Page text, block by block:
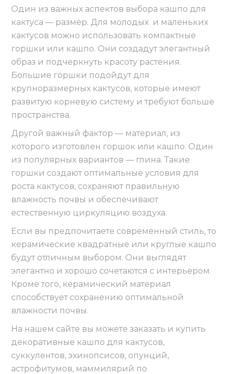
Один из важных аспектов выбора кашпо для
кактуса — размер. Для молодых и маленьких
кактусов можно использовать компактные
горшки или кашпо. Они создадут элегантный
образ и подчеркнуть красоту растения.
Большие горшки подойдут для
крупноразмерных кактусов, которые имеют
развитую корневую систему и требуют больше
пространства.
Другой важный фактор — материал, из
которого изготовлен горшок или кашпо. Один
из популярных вариантов — глина. Такие
горшки создают оптимальные условия для
роста кактусов, сохраняют правильную
влажность почвы и обеспечивают
естественную циркуляцию воздуха.
Если вы предпочитаете современный стиль, то
керамические квадратные или круглые кашпо
будут отличным выбором. Они выглядят
элегантно и хорошо сочетаются с интерьером.
Кроме того, керамический материал
способствует сохранению оптимальной
влажности почвы.
На нашем сайте вы можете заказать и купить
декоративные кашпо для кактусов,
суккулентов, эхинопсисов, опунций,
астрофитумов, маммилярий по